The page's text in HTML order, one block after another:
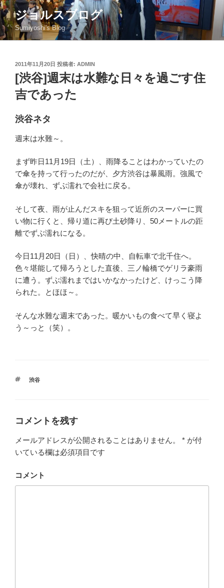
コ
ン
テ
ン
ジョルスブログ
Sumiyoshi's Blog
投
稿
日:
2011年11月20日 投稿者: ADMIN
[渋谷]週末は水難な日々を過ごす住
吉であった
渋谷ネタ
週末は水難～。
まず昨日11月19日（土）、雨降ることはわかっていたの
で傘を持って行ったのだが、夕方渋谷は暴風雨。強風で
傘が壊れ、ずぶ濡れで会社に戻る。
そして夜、雨が止んだスキを狙って近所のスーパーに買
い物に行くと、帰り道に再び土砂降り、50メートルの距
離でずぶ濡れになる。
今日11月20日（日）、快晴の中、自転車で北千住へ。
色々堪能して帰ろうとした直後、三ノ輪橋でゲリラ豪雨
に遭う。ずぶ濡れまではいかなかったけど、けっこう降
られた。とほほ～。
そんな水難な週末であった。暖かいもの食べて早く寝よ
う～っと（笑）。
タ
渋谷
コメントを残す
メールアドレスが公開されることはありません。 * が付
いている欄は必須項目です
コメント